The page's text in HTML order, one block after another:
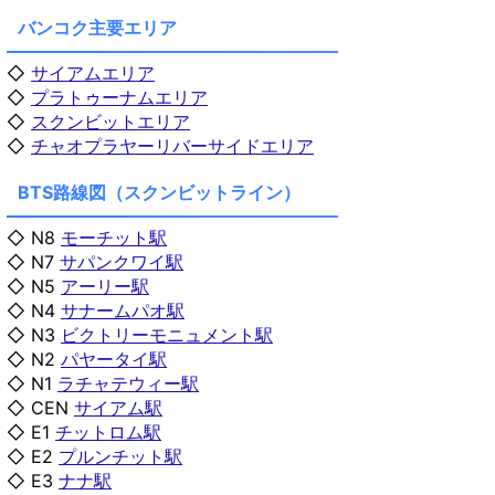
バンコク主要エリア
◇ サイアムエリア
◇ プラトゥーナムエリア
◇ スクンビットエリア
◇ チャオプラヤーリバーサイドエリア
BTS路線図（スクンビットライン）
◇ N8 モーチット駅
◇ N7 サパンクワイ駅
◇ N5 アーリー駅
◇ N4 サナームパオ駅
◇ N3 ビクトリーモニュメント駅
◇ N2 パヤータイ駅
◇ N1 ラチャテウィー駅
◇ CEN サイアム駅
◇ E1 チットロム駅
◇ E2 プルンチット駅
◇ E3 ナナ駅